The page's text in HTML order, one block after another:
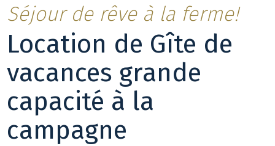
Séjour de rêve à la ferme!
Location de Gîte de
vacances grande
capacité à la
campagne